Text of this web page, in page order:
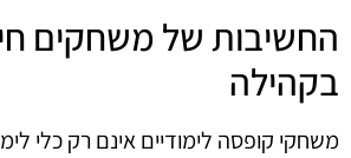
החשיבות של משחקים
בקהילה
משחקי קופסה לימודיים אינם רק כלי